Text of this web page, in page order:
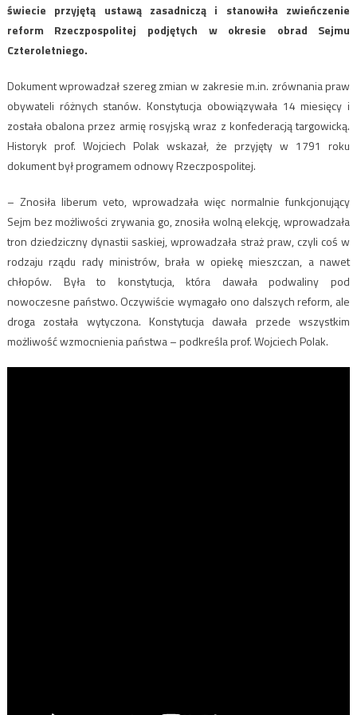
świecie przyjętą ustawą zasadniczą i stanowiła zwieńczenie
reform Rzeczpospolitej podjętych w okresie obrad Sejmu
Czteroletniego.
Dokument wprowadzał szereg zmian w zakresie m.in. zrównania praw
obywateli różnych stanów. Konstytucja obowiązywała 14 miesięcy i
została obalona przez armię rosyjską wraz z konfederacją targowicką.
Historyk prof. Wojciech Polak wskazał, że przyjęty w 1791 roku
dokument był programem odnowy Rzeczpospolitej.
– Znosiła liberum veto, wprowadzała więc normalnie funkcjonujący
Sejm bez możliwości zrywania go, znosiła wolną elekcję, wprowadzała
tron dziedziczny dynastii saskiej, wprowadzała straż praw, czyli coś w
rodzaju rządu rady ministrów, brała w opiekę mieszczan, a nawet
chłopów. Była to konstytucja, która dawała podwaliny pod
nowoczesne państwo. Oczywiście wymagało ono dalszych reform, ale
droga została wytyczona. Konstytucja dawała przede wszystkim
możliwość wzmocnienia państwa – podkreśla prof. Wojciech Polak.